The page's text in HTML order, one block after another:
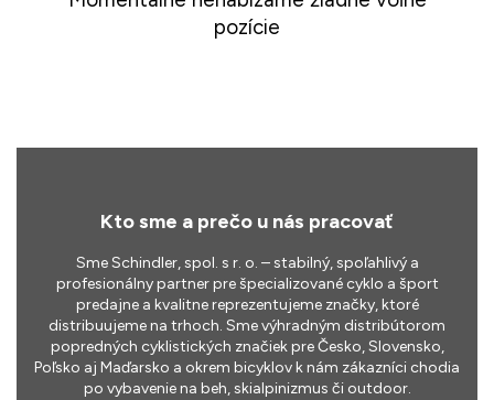
pozície
Kto sme a prečo u nás pracovať
Sme Schindler, spol. s r. o. – stabilný, spoľahlivý a
profesionálny partner pre špecializované cyklo a šport
predajne a kvalitne reprezentujeme značky, ktoré
distribuujeme na trhoch. Sme výhradným distribútorom
popredných cyklistických značiek pre Česko, Slovensko,
Poľsko aj Maďarsko a okrem bicyklov k nám zákazníci chodia
po vybavenie na beh, skialpinizmus či outdoor.